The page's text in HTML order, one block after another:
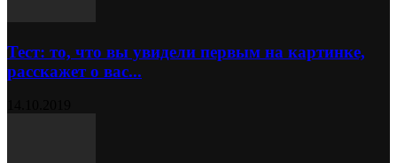
Тест: то, что вы увидели первым на картинке,
расскажет о вас...